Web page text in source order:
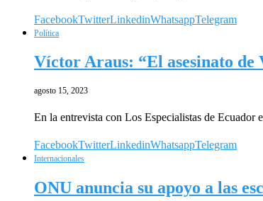
FacebookTwitterLinkedinWhatsappTelegram
Política
Víctor Araus: “El asesinato de
agosto 15, 2023
En la entrevista con Los Especialistas de
FacebookTwitterLinkedinWhatsappTelegram
Internacionales
ONU anuncia su apoyo a las